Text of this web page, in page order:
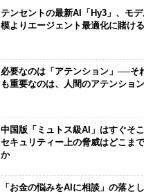
テンセントの最新AI「Hy3」、モ
模よりエージェント最適化に賭ける
必要なのは「アテンション」──そ
も重要なのは、人間のアテンショ
中国版「ミュトス級AI」はすぐそこ
セキュリティー上の脅威はどこま
か
「お金の悩みをAIに相談」の落と